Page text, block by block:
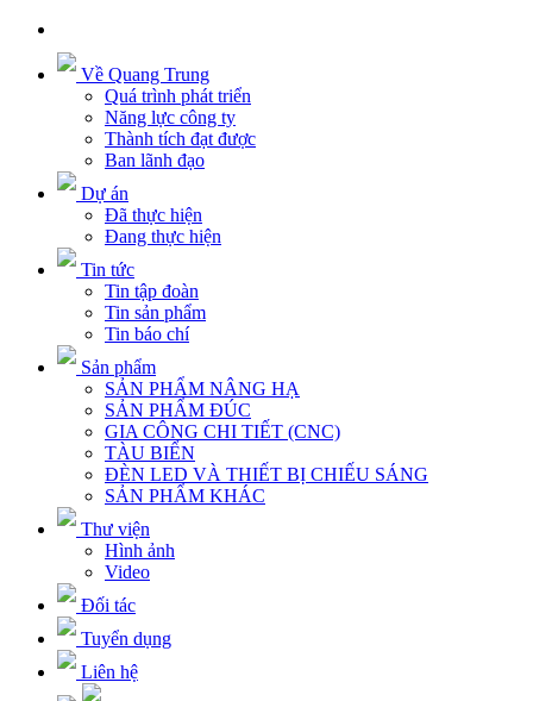
Về Quang Trung
Quá trình phát triển
Năng lực công ty
Thành tích đạt được
Ban lãnh đạo
Dự án
Đã thực hiện
Đang thực hiện
Tin tức
Tin tập đoàn
Tin sản phẩm
Tin báo chí
Sản phẩm
SẢN PHẨM NÂNG HẠ
SẢN PHẨM ĐÚC
GIA CÔNG CHI TIẾT (CNC)
TÀU BIỂN
ĐÈN LED VÀ THIẾT BỊ CHIẾU SÁNG
SẢN PHẨM KHÁC
Thư viện
Hình ảnh
Video
Đối tác
Tuyển dụng
Liên hệ